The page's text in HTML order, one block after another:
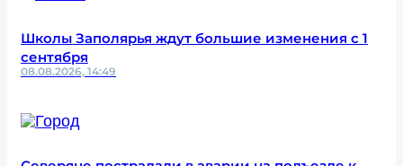
Школы Заполярья ждут большие изменения с 1
сентября
08.08.2026, 14:49